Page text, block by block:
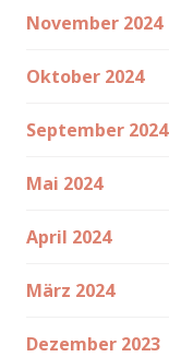
November 2024
Oktober 2024
September 2024
Mai 2024
April 2024
März 2024
Dezember 2023